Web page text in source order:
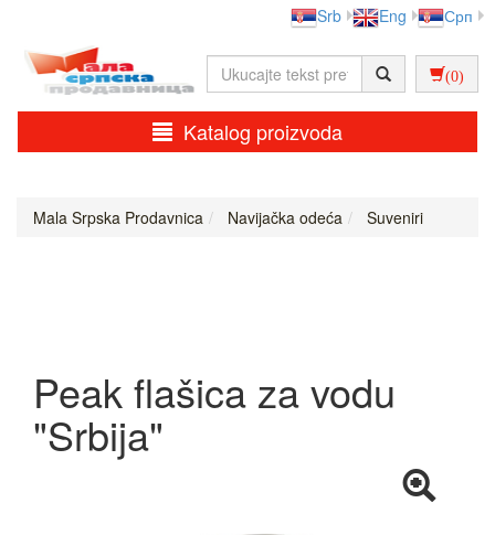
Srb Eng Срп
(0)
Katalog proizvoda
Mala Srpska Prodavnica Navijačka odeća Suveniri
Peak flašica za vodu
"Srbija"